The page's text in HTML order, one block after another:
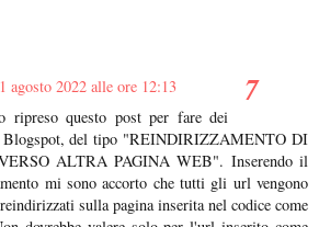
agosto 2022 alle ore 12:13
ripreso questo post per fare dei
Blogspot, del tipo "REINDIRIZZAMENTO DI
ALTRA PAGINA WEB". Inserendo il
mi sono accorto che tutti gli url vengono
sulla pagina inserita nel codice come